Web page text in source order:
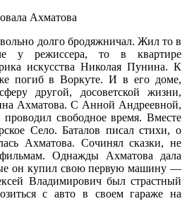
Ахматова
долго бродяжничал. Жил то в
у режиссера, то в квартире
искусства Николая Пунина. К
погиб в Воркуте. И в его доме,
другой, досоветской жизни,
Ахматова. С Анной Андреевной,
свободное время. Вместе
Село. Баталов писал стихи, о
Ахматова. Сочинял сказки, не
Однажды Ахматова дала
он купил свою первую машину —
Владимирович был страстный
с авто в своем гараже на